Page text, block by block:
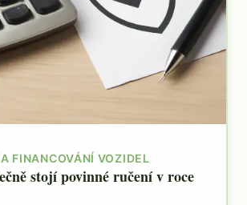
FINANCOVÁNÍ VOZIDEL
stojí povinné ručení v roce